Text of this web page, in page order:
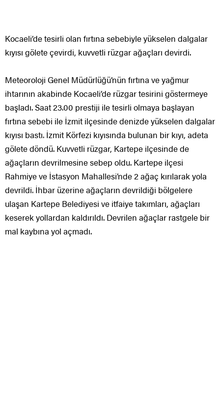
Kocaeli’de tesirli olan fırtına sebebiyle yükselen dalgalar
kıyısı gölete çevirdi, kuvvetli rüzgar ağaçları devirdi.
Meteoroloji Genel Müdürlüğü’nün fırtına ve yağmur
ihtarının akabinde Kocaeli’de rüzgar tesirini göstermeye
başladı. Saat 23.00 prestiji ile tesirli olmaya başlayan
fırtına sebebi ile İzmit ilçesinde denizde yükselen dalgalar
kıyısı bastı. İzmit Körfezi kıyısında bulunan bir kıyı, adeta
gölete döndü. Kuvvetli rüzgar, Kartepe ilçesinde de
ağaçların devrilmesine sebep oldu. Kartepe ilçesi
Rahmiye ve İstasyon Mahallesi’nde 2 ağaç kırılarak yola
devrildi. İhbar üzerine ağaçların devrildiği bölgelere
ulaşan Kartepe Belediyesi ve itfaiye takımları, ağaçları
keserek yollardan kaldırıldı. Devrilen ağaçlar rastgele bir
mal kaybına yol açmadı.